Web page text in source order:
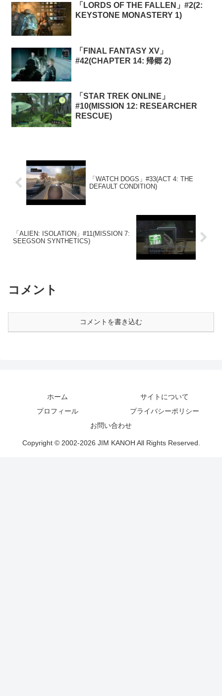
「LORDS OF THE FALLEN」#2(2:
KEYSTONE MONASTERY 1)
「FINAL FANTASY XV」
#42(CHAPTER 14: 帰郷 2)
「STAR TREK ONLINE」
#10(MISSION 12: RESEARCHER
RESCUE)
「WATCH DOGS」#33(ACT 4: THE
DEFAULT CONDITION)
「ALIEN: ISOLATION」#11(MISSION 7:
SEEGSON SYNTHETICS)
コメント
コメントを書き込む
ホーム
サイトについて
プロフィール
プライバシーポリシー
お問い合わせ
Copyright © 2002-2026 JIM KANOH All Rights Reserved.